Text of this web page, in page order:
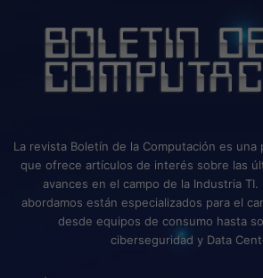
La revista Boletín de la Computación es una
que ofrece artículos de interés sobre las
avances en el campo de la Industria TI.
abordamos están especializados para el
desde equipos de consumo hasta
ciberseguridad y Data